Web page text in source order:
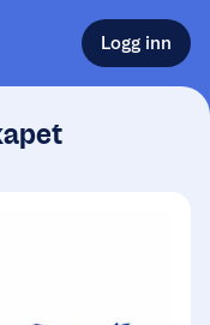
Logg inn